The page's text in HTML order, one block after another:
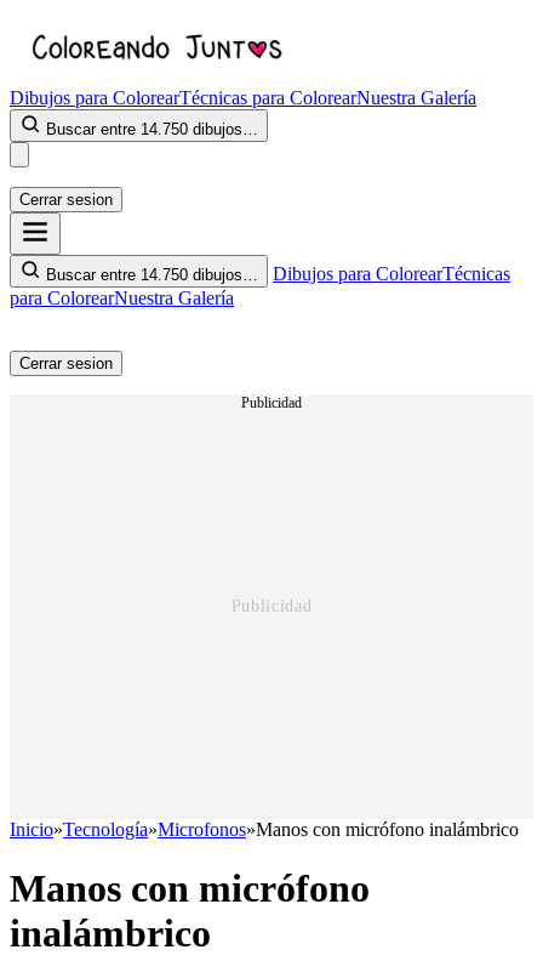
Dibujos para ColorearTécnicas para ColorearNuestra Galería
Buscar entre 14.750 dibujos…
Cerrar sesion
Buscar entre 14.750 dibujos… Dibujos para ColorearTécnicas
para ColorearNuestra Galería
Cerrar sesion
Publicidad
Inicio»Tecnología»Microfonos»Manos con micrófono inalámbrico
Manos con micrófono
inalámbrico